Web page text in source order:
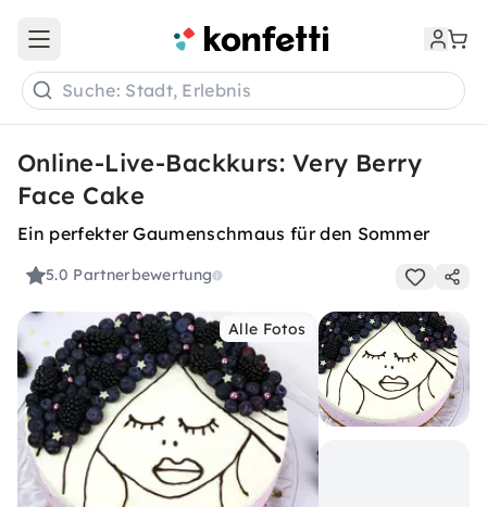
Open main menu
Suche: Stadt, Erlebnis
Online-Live-Backkurs: Very Berry
Face Cake
Ein perfekter Gaumenschmaus für den Sommer
5.0 Partnerbewertung
Alle Fotos